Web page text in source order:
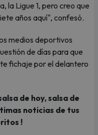
la Ligue 1, pero creo que
años aquí", confesó.
medios deportivos
de días para que
fichaje por el delantero
de hoy, salsa de
noticias de tus
!